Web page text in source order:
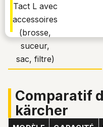
comparatif des modèles
kärcher